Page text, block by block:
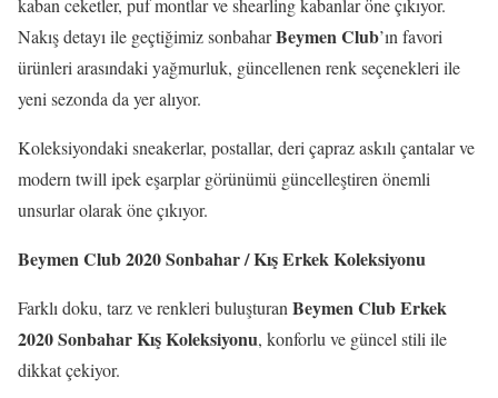
kaban ceketler, puf montlar ve shearling kabanlar öne çıkıyor.
Nakış detayı ile geçtiğimiz sonbaharBeymen Club’ın favori
ürünleri arasındaki yağmurluk, güncellenen renk seçenekleri ile
yeni sezonda da yer alıyor.
Koleksiyondaki sneakerlar, postallar, deri çapraz askılı çantalar ve
modern twill ipek eşarplar görünümü güncelleştiren önemli
unsurlar olarak öne çıkıyor.
Beymen Club2020 Sonbahar / Kış Erkek Koleksiyonu
Farklı doku, tarz ve renkleri buluşturan Beymen Club Erkek
2020 Sonbahar Kış Koleksiyonu, konforlu ve güncel stili ile
dikkat çekiyor.